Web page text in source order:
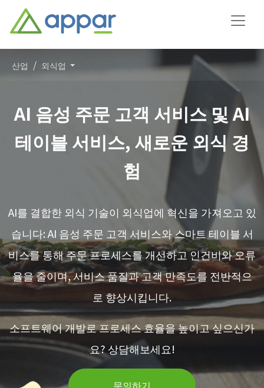
산업 외식업
AI 음성 주문 고객 서비스 및 AI
테이블 서비스, 새로운 외식 경
험
AI를 결합한 외식 기술이 외식업에 혁신을 가져오고 있
습니다: AI 음성 주문 고객 서비스와 스마트 테이블 서
비스를 통해 주문 프로세스를 개선하고 인건비와 오류
율을 줄이며, 서비스 품질과 고객 만족도를 전반적으
로 향상시킵니다.
소프트웨어 개발로 프로세스 효율을 높이고 싶으신가
요? 상담해보세요!
문의하기